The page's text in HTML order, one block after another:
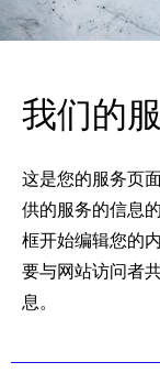
我们的
这是您的服务页
供的服务的信息
框开始编辑您的
要与网站访问者
息。